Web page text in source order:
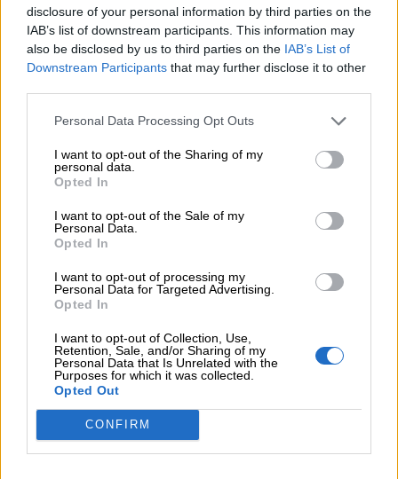
disclosure of your personal information by third parties on the
IAB’s list of downstream participants. This information may
also be disclosed by us to third parties on the IAB’s List of
Downstream Participants that may further disclose it to other
Personal Data Processing Opt Outs
I want to opt-out of the Sharing of my
personal data.
Opted In
I want to opt-out of the Sale of my
Personal Data.
Opted In
I want to opt-out of processing my
Personal Data for Targeted Advertising.
Opted In
I want to opt-out of Collection, Use,
Retention, Sale, and/or Sharing of my
Personal Data that Is Unrelated with the
Purposes for which it was collected.
Opted Out
CONFIRM
ελληνικές τράπεζες «πρωταθλήτριες» στα δάνεια, νέο deal
Βαρδινογιάννη- Εξάρχου και ο διπλασιασμός των κερδών της
ΔΕΗ
05.08.2026 - 13:37
Randy Schekman, Νομπελίστας Ιατρικής: «Σε πέντε χρόνια
μπορεί να έχουμε θεραπεία που αναστέλλει την εξέλιξη του
Πάρκινσον»
05.08.2026 - 12:33
παρονομαστή το κοινό συμφέρον
Αντώνης Βουκλαρής - «ΕΡΡΙΚΟΣ ΝΤΥΝΑΝ»
Η νέα εποχή στην εκπαίδευση των ασφαλιστικών
διαμεσολαβητών
ΠΕΡΙΣΣΟΤΕΡΑ